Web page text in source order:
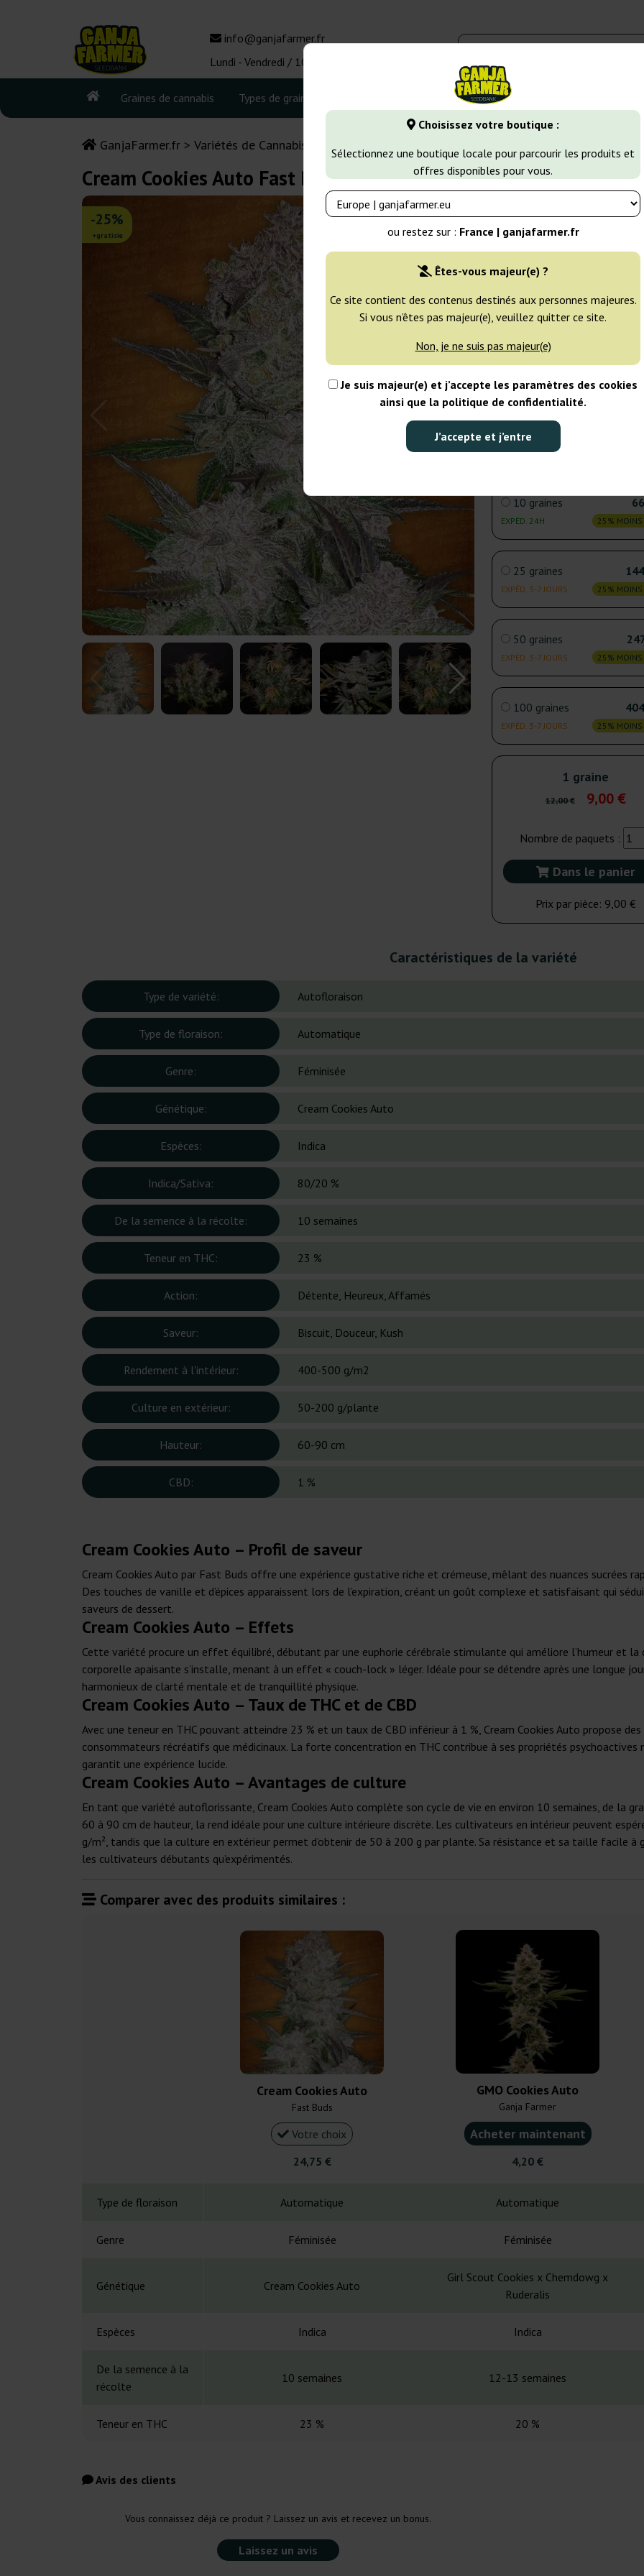
Choisissez votre boutique :
Sélectionnez une boutique locale pour parcourir les produits et
offres disponibles pour vous.
ou restez sur : France | ganjafarmer.fr
Êtes-vous majeur(e) ?
Ce site contient des contenus destinés aux personnes majeures.
Si vous n’êtes pas majeur(e), veuillez quitter ce site.
Non, je ne suis pas majeur(e)
Je suis majeur(e) et j’accepte les paramètres des cookies
ainsi que la politique de confidentialité.
J’accepte et j’entre
info@ganjafarmer.fr
Lundi - Vendredi / 10:00 - 16:00
Graines de cannabis Types de graines Variétés de cannabis
GanjaFarmer.fr Variétés de Cannabis
Cream Cookies Auto Fast Buds
-25%
+gratisie
Fast Buds
1 graine
EXPÉD. 24H 25% MOINS
3 graines
EXPÉD. 24H 25% MOINS
5 graines
NON DISPONIBLE 25%
10 graines
EXPÉD. 24H 25% MOINS
25 graines
EXPÉD. 3-7 JOURS 25% MOINS
50 graines
EXPÉD. 3-7 JOURS 25% MOINS
100 graines
EXPÉD. 3-7 JOURS 25% MOINS
1 graine
12,00 € 9,00 €
Nombre de paquets :
Dans le panier
Prix par pièce: 9,00 €
Caractéristiques de la variété
Type de variété: Autofloraison
Type de floraison: Automatique
Genre: Féminisée
Génétique: Cream Cookies Auto
Espèces: Indica
Indica/Sativa: 80/20 %
De la semence à la récolte: 10 semaines
Teneur en THC: 23 %
Action: Détente, Heureux, Affamés
Saveur: Biscuit, Douceur, Kush
Rendement à l'intérieur: 400-500 g/m2
Culture en extérieur: 50-200 g/plante
Hauteur: 60-90 cm
CBD: 1 %
Cream Cookies Auto – Profil de saveur
Cream Cookies Auto par Fast Buds offre une expérience gustative riche et crémeuse, mêlant des nuances sucrées
Des touches de vanille et d’épices apparaissent lors de l’expiration, créant un goût complexe et satisfaisant qui
saveurs de dessert.
Cream Cookies Auto – Effets
Cette variété procure un effet équilibré, débutant par une euphorie cérébrale stimulante qui améliore l’humeur et la
corporelle apaisante s’installe, menant à un effet « couch-lock » léger. Idéale pour se détendre après une longue
harmonieux de clarté mentale et de tranquillité physique.
Cream Cookies Auto – Taux de THC et de CBD
Avec une teneur en THC pouvant atteindre 23 % et un taux de CBD inférieur à 1 %, Cream Cookies Auto propose
consommateurs récréatifs que médicinaux. La forte concentration en THC contribue à ses propriétés psychoactives
garantit une expérience lucide.
Cream Cookies Auto – Avantages de culture
En tant que variété autoflorissante, Cream Cookies Auto complète son cycle de vie en environ 10 semaines, de la
60 à 90 cm de hauteur, la rend idéale pour une culture intérieure discrète. Les cultivateurs en intérieur peuvent
g/m², tandis que la culture en extérieur permet d’obtenir de 50 à 200 g par plante. Sa résistance et sa taille facile
les cultivateurs débutants qu’expérimentés.
Comparer avec des produits similaires :
Cream Cookies Auto
Fast Buds
Votre choix
24,75 €
GMO Cookies Auto
Ganja Farmer
Acheter maintenant
4,20 €
Type de floraison Automatique Automatique
Genre Féminisée Féminisée
Génétique Cream Cookies Auto
Girl Scout Cookies x Chemdowg x
Ruderalis
Espèces Indica Indica
De la semence à la
récolte
10 semaines 12-13 semaines
Teneur en THC 23 % 20 %
Avis des clients
Vous connaissez déjà ce produit ? Laissez un avis et recevez un bonus.
Laissez un avis